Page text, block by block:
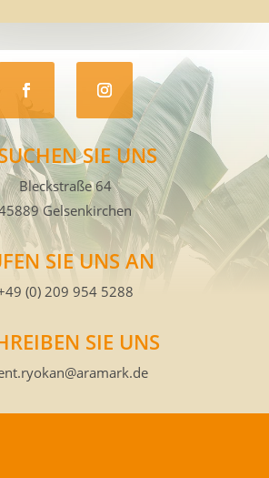
SIE UNS
Bleckstraße 64
Gelsenkirchen
SIE UNS AN
(0) 209 954 5288
SIE UNS